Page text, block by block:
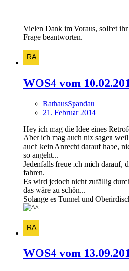
Vielen Dank im Voraus, solltet
Frage beantworten.
WOS4 vom
RathausSpandau
21. Februar 2014
Hey ich mag die Idee eines
Aber ich mag auch nix sagen
auch kein Anrecht darauf habe,
so angeht...
Jedenfalls freue ich mich darauf,
fahren.
Es wird jedoch nicht zufällig
das wäre zu schön...
Solange es Tunnel und
WOS4 vom